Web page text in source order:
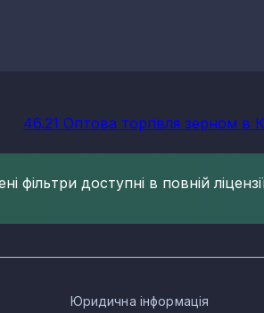
46.21 Оптова торгівля зерном в
доступні в повній
Юридична інформація